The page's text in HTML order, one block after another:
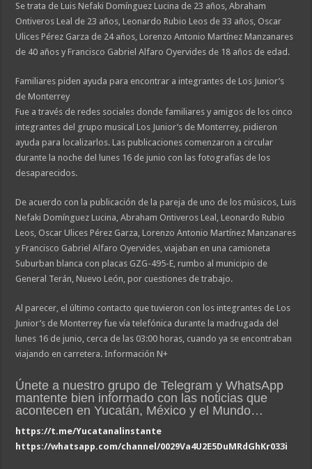
Se trata de Luis Nefaki Domínguez Lucina de 23 años, Abraham
Ontiveros Leal de 23 años, Leonardo Rubio Leos de 33 años, Oscar
Ulices Pérez Garza de 24 años, Lorenzo Antonio Martínez Manzanares
de 40 años y Francisco Gabriel Alfaro Oyervides de 18 años de edad.
Familiares piden ayuda para encontrar a integrantes de Los Junior’s
de Monterrey
Fue a través de redes sociales donde familiares y amigos de los cinco
integrantes del grupo musical Los Junior’s de Monterrey, pidieron
ayuda para localizarlos. Las publicaciones comenzaron a circular
durante la noche del lunes 16 de junio con las fotografías de los
desaparecidos.
De acuerdo con la publicación de la pareja de uno de los músicos, Luis
Nefaki Domínguez Lucina, Abraham Ontiveros Leal, Leonardo Rubio
Leos, Oscar Ulices Pérez Garza, Lorenzo Antonio Martínez Manzanares
y Francisco Gabriel Alfaro Oyervides, viajaban en una camioneta
Suburban blanca con placas GZG-495-E, rumbo al municipio de
General Terán, Nuevo León, por cuestiones de trabajo.
Al parecer, el último contacto que tuvieron con los integrantes de Los
Junior’s de Monterrey fue vía telefónica durante la madrugada del
lunes 16 de junio, cerca de las 03:00 horas, cuando ya se encontraban
viajando en carretera. Información N+
Únete a nuestro grupo de Telegram y WhatsApp
mantente bien informado con las noticias que
acontecen en Yucatán, México y el Mundo…
https://t.me/Yucatanalinstante
https://whatsapp.com/channel/0029Va4U2E5DuMRdGhKr033i